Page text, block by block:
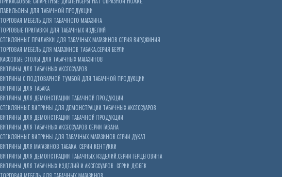
ПАВИЛЬОНЫ ДЛЯ ТАБАЧНОЙ ПРОДУКЦИИ
ТОРГОВАЯ МЕБЕЛЬ ДЛЯ ТАБАЧНОГО МАГАЗИНА
ТОРГОВЫЕ ПРИЛАВКИ ДЛЯ ТАБАЧНЫХ ИЗДЕЛИЙ
СТЕКЛЯННЫЕ ПРИЛАВКИ ДЛЯ ТАБАЧНЫХ МАГАЗИНОВ.СЕРИЯ ВИРДЖИНИЯ
ТОРГОВАЯ МЕБЕЛЬ ДЛЯ МАГАЗИНОВ ТАБАКА.СЕРИЯ БЕРЛИ
КАССОВЫЕ СТОЛЫ ДЛЯ ТАБАЧНЫХ МАГАЗИНОВ
ВИТРИНЫ ДЛЯ ТАБАЧНЫХ АКСЕССУАРОВ
ВИТРИНЫ С ПОДТОВАРНОЙ ТУМБОЙ ДЛЯ ТАБАЧНОЙ ПРОДУКЦИИ
ВИТРИНЫ ДЛЯ ТАБАКА
ВИТРИНЫ ДЛЯ ДЕМОНСТРАЦИИ ТАБАЧНОЙ ПРОДУКЦИИ
СТЕКЛЯННЫЕ ВИТРИНЫ ДЛЯ ДЕМОНСТРАЦИИ ТАБАЧНЫХ АКСЕССУАРОВ
ВИТРИНЫ ДЛЯ ДЕМОНСТРАЦИИ ТАБАЧНОЙ ПРОДУКЦИИ
ВИТРИНЫ ДЛЯ ТАБАЧНЫХ АКСЕССУАРОВ.СЕРИИ ГАВАНА
СТЕКЛЯННЫЕ ВИТРИНЫ ДЛЯ ТАБАЧНЫХ МАГАЗИНОВ.СЕРИИ ДУКАТ
ВИТРИНЫ ДЛЯ МАГАЗИНОВ ТАБАКА. СЕРИИ КЕНТУККИ
ВИТРИНЫ ДЛЯ ДЕМОНСТРАЦИИ ТАБАЧНЫХ ИЗДЕЛИЙ.СЕРИИ ГЕРЦЕГОВИНА
ВИТРИНЫ ДЛЯ ТАБАЧНЫХ ИЗДЕЛИЙ И АКСЕССУАРОВ. СЕРИИ ДЮБЕК